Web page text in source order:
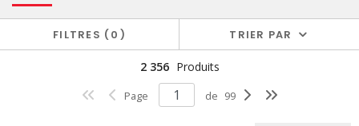
FILTRES 0 TRIER PAR
2 356 Produits
Page de 99